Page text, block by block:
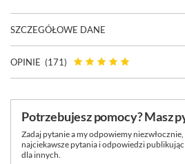
SZCZEGÓŁOWE DANE
OPINIE (171)
Potrzebujesz pomocy? Masz
Zadaj pytanie a my odpowiemy niezwłocznie,
najciekawsze pytania i odpowiedzi publikując
dla innych.